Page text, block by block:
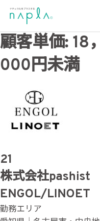
Skip
to
content
顧客単価: 18
000円未満
21
株式会社pashist
ENGOL/LINOET
勤務エリア